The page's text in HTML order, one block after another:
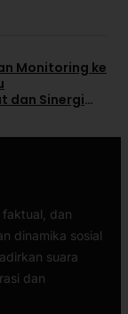
Monitoring ke
dan Sinergi
dan
dinamika sosial
suara
dan